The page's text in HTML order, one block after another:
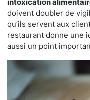
doivent doubler de
qu’ils servent aux
restaurant donne une
aussi un point